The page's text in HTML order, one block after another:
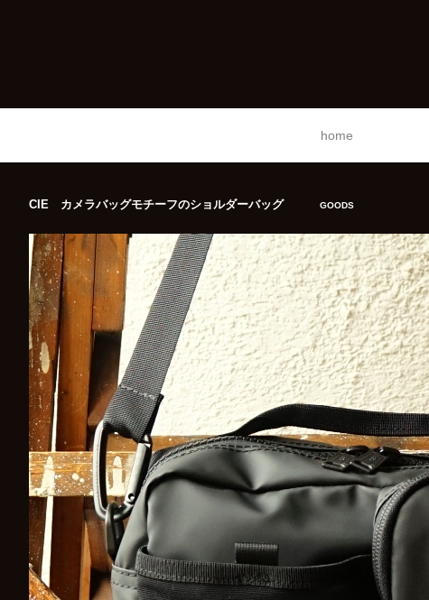
home
CIE カメラバッグモチーフのショルダーバッグ GOODS